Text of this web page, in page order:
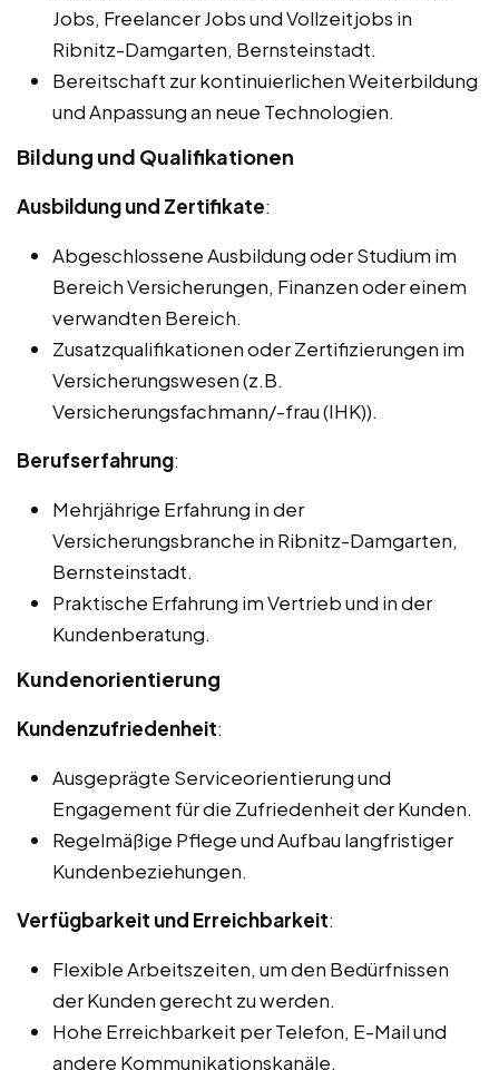
Jobs, Freelancer Jobs und Vollzeitjobs in
Ribnitz-Damgarten, Bernsteinstadt.
Bereitschaft zur kontinuierlichen Weiterbildung
und Anpassung an neue Technologien.
Bildung und Qualifikationen
Ausbildung und Zertifikate:
Abgeschlossene Ausbildung oder Studium im
Bereich Versicherungen, Finanzen oder einem
verwandten Bereich.
Zusatzqualifikationen oder Zertifizierungen im
Versicherungswesen (z.B.
Versicherungsfachmann/-frau (IHK)).
Berufserfahrung:
Mehrjährige Erfahrung in der
Versicherungsbranche in Ribnitz-Damgarten,
Bernsteinstadt.
Praktische Erfahrung im Vertrieb und in der
Kundenberatung.
Kundenorientierung
Kundenzufriedenheit:
Ausgeprägte Serviceorientierung und
Engagement für die Zufriedenheit der Kunden.
Regelmäßige Pflege und Aufbau langfristiger
Kundenbeziehungen.
Verfügbarkeit und Erreichbarkeit:
Flexible Arbeitszeiten, um den Bedürfnissen
der Kunden gerecht zu werden.
Hohe Erreichbarkeit per Telefon, E-Mail und
andere Kommunikationskanäle.